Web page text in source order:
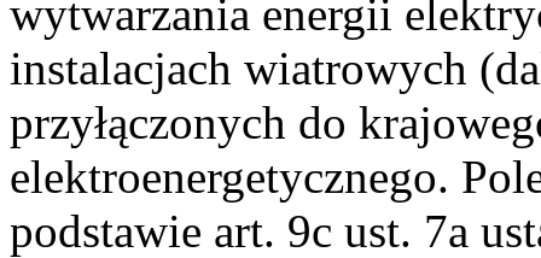
wytwarzania energii
instalacjach wiatrowych
przyłączonych do
elektroenergetycznego.
podstawie art. 9c ust. 7a